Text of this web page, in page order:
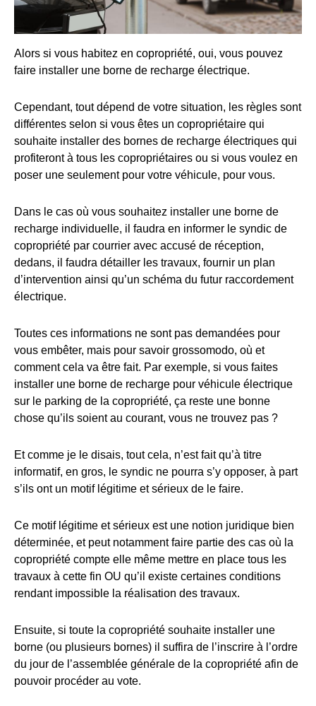
Alors si vous habitez en copropriété, oui, vous pouvez
faire installer une borne de recharge électrique.
Cependant, tout dépend de votre situation, les règles sont
différentes selon si vous êtes un copropriétaire qui
souhaite installer des bornes de recharge électriques qui
profiteront à tous les copropriétaires ou si vous voulez en
poser une seulement pour votre véhicule, pour vous.
Dans le cas où vous souhaitez installer une borne de
recharge individuelle, il faudra en informer le syndic de
copropriété par courrier avec accusé de réception,
dedans, il faudra détailler les travaux, fournir un plan
d’intervention ainsi qu’un schéma du futur raccordement
électrique.
Toutes ces informations ne sont pas demandées pour
vous embêter, mais pour savoir grossomodo, où et
comment cela va être fait. Par exemple, si vous faites
installer une borne de recharge pour véhicule électrique
sur le parking de la copropriété, ça reste une bonne
chose qu’ils soient au courant, vous ne trouvez pas ?
Et comme je le disais, tout cela, n’est fait qu’à titre
informatif, en gros, le syndic ne pourra s’y opposer, à part
s’ils ont un motif légitime et sérieux de le faire.
Ce motif légitime et sérieux est une notion juridique bien
déterminée, et peut notamment faire partie des cas où la
copropriété compte elle même mettre en place tous les
travaux à cette fin OU qu’il existe certaines conditions
rendant impossible la réalisation des travaux.
Ensuite, si toute la copropriété souhaite installer une
borne (ou plusieurs bornes) il suffira de l’inscrire à l’ordre
du jour de l’assemblée générale de la copropriété afin de
pouvoir procéder au vote.